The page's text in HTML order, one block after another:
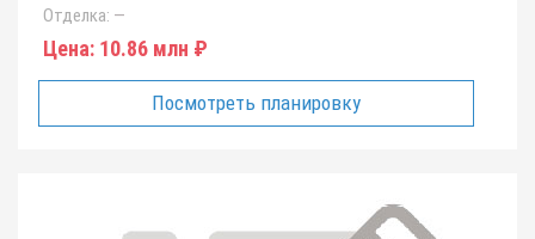
Отделка: —
Цена: 10.86 млн ₽
Посмотреть планировку